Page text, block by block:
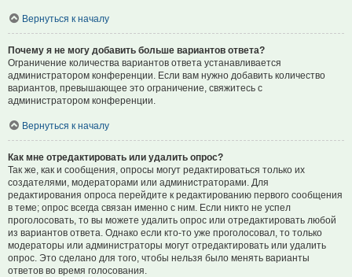
Вернуться к началу
Почему я не могу добавить больше вариантов ответа?
Ограничение количества вариантов ответа устанавливается
администратором конференции. Если вам нужно добавить количество
вариантов, превышающее это ограничение, свяжитесь с
администратором конференции.
Вернуться к началу
Как мне отредактировать или удалить опрос?
Так же, как и сообщения, опросы могут редактироваться только их
создателями, модераторами или администраторами. Для
редактирования опроса перейдите к редактированию первого сообщения
в теме; опрос всегда связан именно с ним. Если никто не успел
проголосовать, то вы можете удалить опрос или отредактировать любой
из вариантов ответа. Однако если кто-то уже проголосовал, то только
модераторы или администраторы могут отредактировать или удалить
опрос. Это сделано для того, чтобы нельзя было менять варианты
ответов во время голосования.